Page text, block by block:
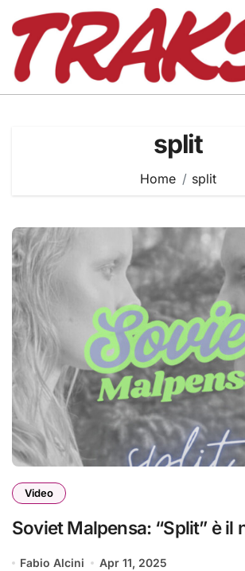
content
split
Home split
Video
Soviet Malpensa: “Split” è il
Fabio Alcini Apr 11, 2025